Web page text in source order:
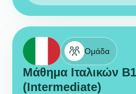
Ομάδα
Μάθημα Ιταλικών
(Intermediate)